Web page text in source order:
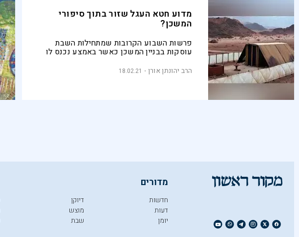
מדוע חטא העגל שזור בתוך סיפורי
המשכן?
פרשות השבוע הקרובות שמתחילות השבת
עוסקות בבניין המשכן כאשר באמצע נכנס לו
הפרשות מלמדת אותנו שגם כאשר עם ישראל
חוטא הקב"ה רוצה בקרבתו
הרב יהונתן אורן 18.02.21
מדורים
חדשות
דעות
יומן
דיוקן
מוצש
שבת